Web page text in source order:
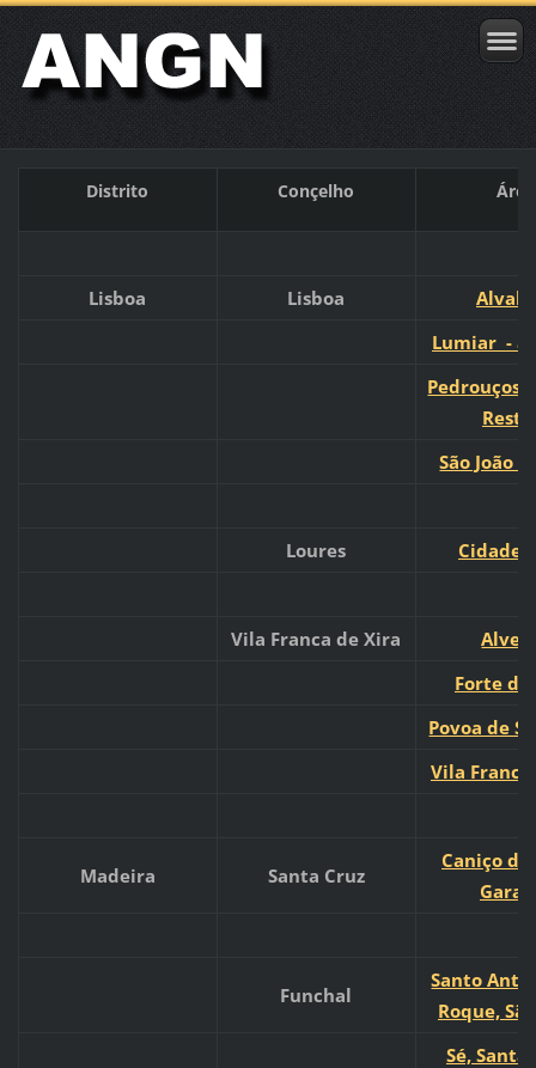
Distrito Conçelho Área
Lisboa Lisboa
Lumiar -
Pedrouços,
Res
São João
Loures Cidade
Vila Franca de Xira
Forte da
Povoa de
Vila Franca
Madeira Santa Cruz
Caniço de
Funchal
Santo
Roque,
Sé,